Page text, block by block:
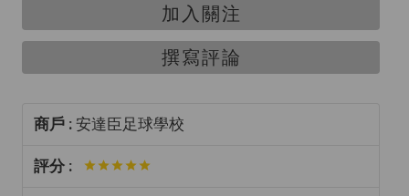
加入關注
撰寫評論
商戶 : 安達臣足球學校
評分 :